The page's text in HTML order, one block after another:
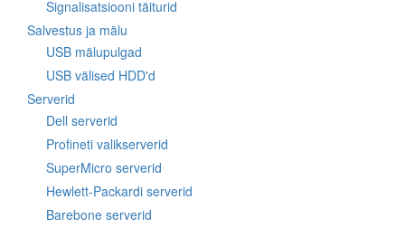
Signalisatsiooni täiturid
Salvestus ja mälu
USB mälupulgad
USB välised HDD'd
Serverid
Dell serverid
Profineti valikserverid
SuperMicro serverid
Hewlett-Packardi serverid
Barebone serverid